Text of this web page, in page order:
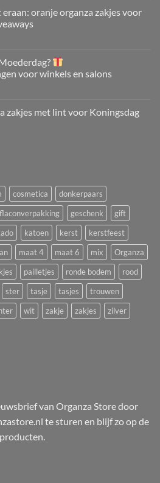
oranje organza zakjes voor
voor winkels en salons
zakjes met lint voor Koningsdag
cosmetica
donkerpaars
flaconverpakking geschenk
gift
katoen kerst
kerstfeest
maat 4 maat 6 mix
Organza
pailletjes ronde bodem
rood
ster tasje tasjes
trouwen
wit zakje zakjes
zilver
van Organza Store door
te sturen en blijf zo op de